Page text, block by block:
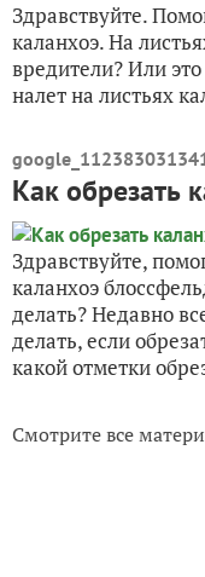
Здравствуйте.
каланхоэ. На
вредители? Или
налет на листьях
Как обрезать
Здравствуйте,
каланхоэ
делать? Недавно
делать, если
какой отметки
Смотрите все